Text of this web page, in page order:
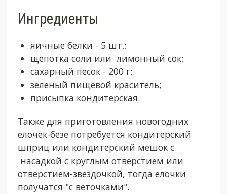
Ингредиенты
яичные белки - 5 шт.;
щепотка соли или лимонный сок;
сахарный песок - 200 г;
зеленый пищевой краситель;
присыпка кондитерская.
Также для приготовления новогодних
елочек-безе потребуется кондитерский
шприц или кондитерский мешок с
насадкой с круглым отверстием или
отверстием-звездочкой, тогда елочки
получатся "с веточками".